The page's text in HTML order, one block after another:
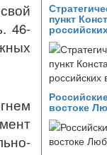
46-
пункт
востоке